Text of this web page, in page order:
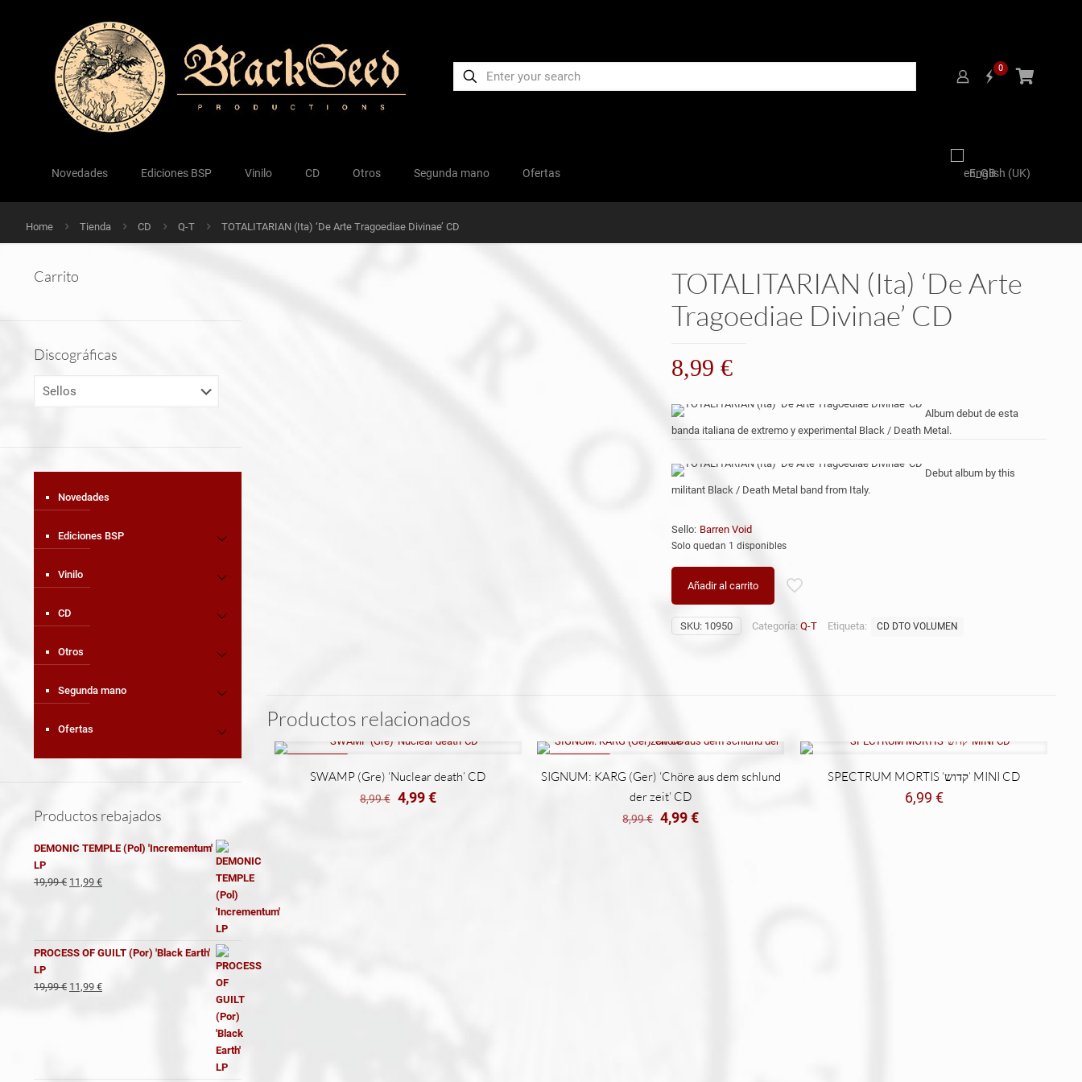
0
Novedades Ediciones BSP Vinilo CD Otros Segunda mano Ofertas English (UK)
Home Tienda CD Q-T TOTALITARIAN (Ita) ‘De Arte Tragoediae Divinae’ CD
TOTALITARIAN (Ita) ‘De Arte
Tragoediae Divinae’ CD
8,99 €
Album debut de esta
banda italiana de extremo y experimental Black / Death Metal.
Debut album by this
militant Black / Death Metal band from Italy.
Sello: Barren Void
Solo quedan 1 disponibles
Añadir al carrito
SKU: 10950 Categoría: Q-T Etiqueta: CD DTO VOLUMEN
Productos relacionados
SWAMP (Gre) ‘Nuclear death’ CD
8,99€ El
4,99€El
SIGNUM: KARG (Ger) ‘Chöre aus dem schlund
der zeit’ CD
8,99€ El
4,99€El
SPECTRUM MORTIS ‘קדוש’ MINI CD
6,99 €
Carrito
Discográficas
Novedades
Ediciones BSP
Vinilo
CD
Otros
Segunda mano
Ofertas
Productos rebajados
DEMONIC TEMPLE (Pol) 'Incrementum'
LP
19,99€ El
19,99 €.
11,99 €El
11,99 €.
PROCESS OF GUILT (Por) 'Black Earth'
LP
19,99€ El
11,99 €El